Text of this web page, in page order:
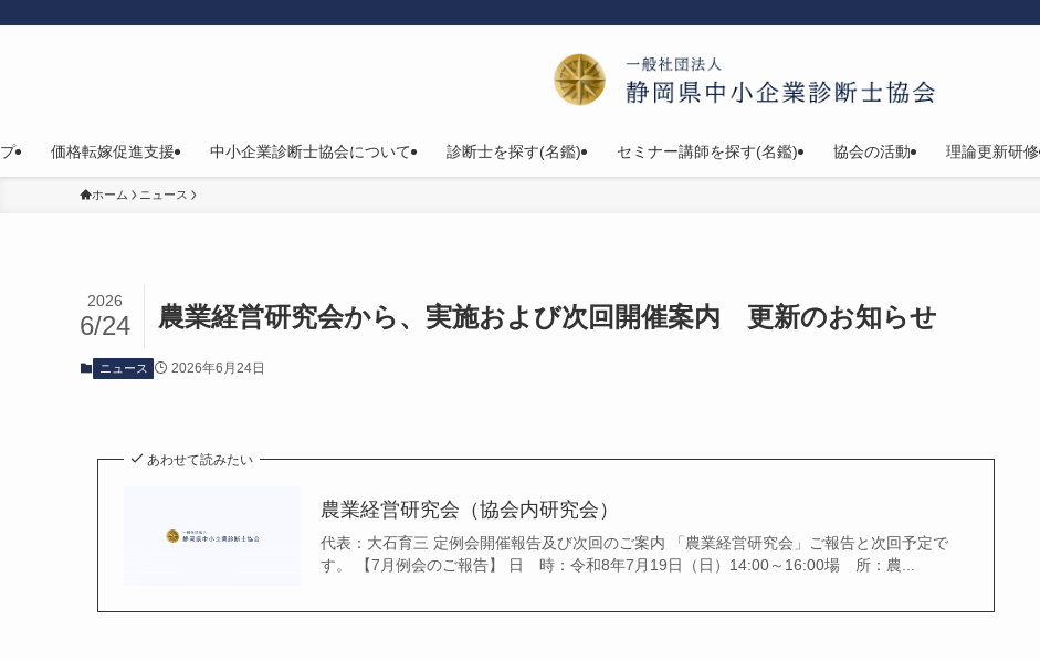
価格転嫁促進支援 中小企業診断士協会について 診断士を探す(名鑑) セミナー講師を探す(名鑑) 協会の活動 理論更新研修
ホーム ニュース
農業経営研究会から、実施および次回開催案内 更新のお知らせ
2026
6/24
ニュース 2026年6月24日
あわせて読みたい
農業経営研究会（協会内研究会）
代表：大石育三 定例会開催報告及び次回のご案内 「農業経営研究会」ご報告と次回予定で
す。 【7月例会のご報告】 日 時：令和8年7月19日（日）14:00～16:00場 所：農...